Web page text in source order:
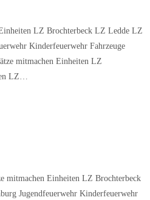
LZ Brochterbeck LZ Ledde LZ
Kinderfeuerwehr Fahrzeuge
mitmachen Einheiten LZ
LZ…
mitmachen Einheiten LZ Brochterbeck
Jugendfeuerwehr Kinderfeuerwehr